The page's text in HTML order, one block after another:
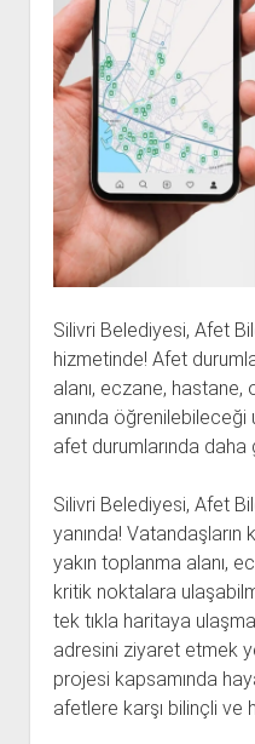
Silivri Belediyesi, Afet
hizmetinde! Afet
alanı, eczane, hastane,
anında
afet durumlarında daha
Silivri Belediyesi, Afet
yanında!
yakın toplanma alanı,
kritik noktalara
tek tıkla haritaya
adresini ziyaret etmek
projesi kapsamında
afetlere karşı bilinçli ve